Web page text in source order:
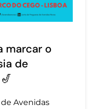
marcar o
de
Avenidas